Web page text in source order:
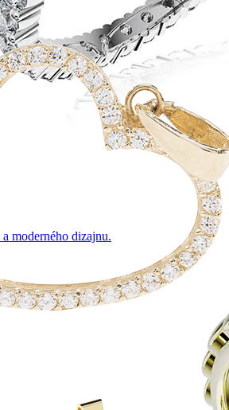
moderného dizajnu.